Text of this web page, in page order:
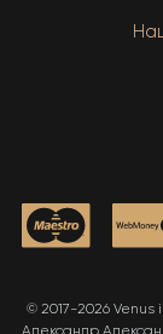
© 2017-2026 Venus
Александр